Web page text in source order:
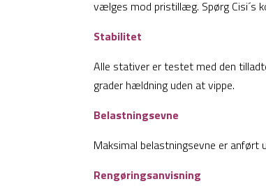
vælges mod pristillæg. Spørg Cisi´s
Stabilitet
Alle stativer er testet med den
grader hældning uden at vippe.
Belastningsevne
Maksimal belastningsevne er anført
Rengøringsanvisning